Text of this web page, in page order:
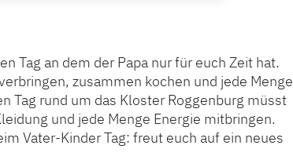
Tag an dem der Papa nur für euch Zeit hat.
zusammen kochen und jede Menge
Tag rund um das Kloster Roggenburg müsst
und jede Menge Energie mitbringen.
Vater-Kinder Tag: freut euch auf ein neues